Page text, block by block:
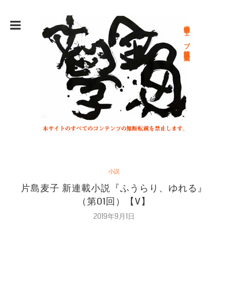
総合文学ウェブ情報誌 文学金魚
小説
片島麦子 新連載小説『ふうらり、ゆれる』
（第01回）【V】
2019年9月1日